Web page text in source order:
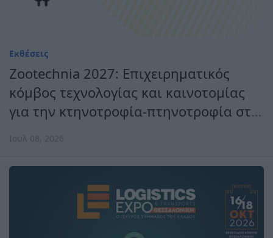
Εκθέσεις
Zootechnia 2027: Επιχειρηματικός
κόμβος τεχνολογίας και καινοτομίας
για την κτηνοτροφία-πτηνοτροφία στη
Ν.Α. Ευρώπη
Ιουλ 08, 2026